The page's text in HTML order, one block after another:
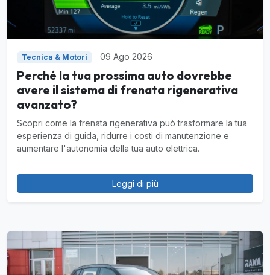
Tecnica & Motori 09 Ago 2026
Perché la tua prossima auto dovrebbe
avere il sistema di frenata rigenerativa
avanzato?
Scopri come la frenata rigenerativa può trasformare la tua
esperienza di guida, ridurre i costi di manutenzione e
aumentare l'autonomia della tua auto elettrica.
Leggi di più